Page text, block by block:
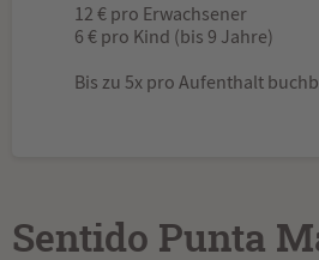
12 € pro Erwachsener
6 € pro Kind (bis 9 Jahre)
Bis zu 5x pro Aufenthalt
Sentido Punta